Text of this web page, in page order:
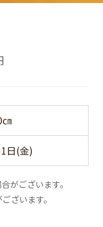
日(金)
がございます。
ざいます。